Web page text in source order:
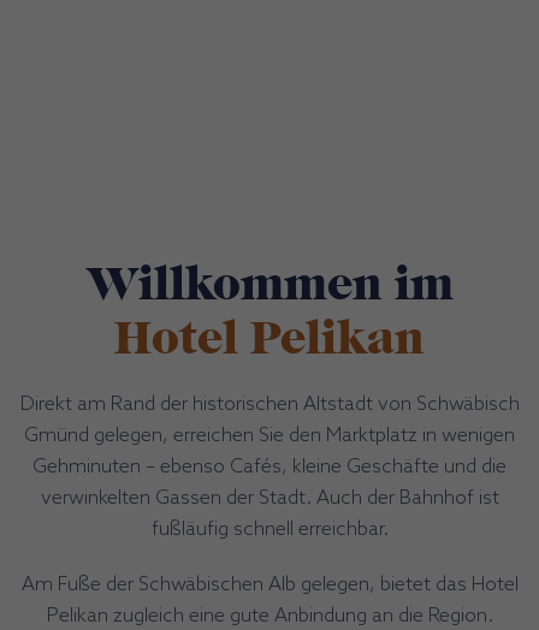
Willkommen im
Hotel Pelikan
Direkt am Rand der historischen Altstadt von Schwäbisch
Gmünd gelegen, erreichen Sie den Marktplatz in wenigen
Gehminuten – ebenso Cafés, kleine Geschäfte und die
verwinkelten Gassen der Stadt. Auch der Bahnhof ist
fußläufig schnell erreichbar.
Am Fuße der Schwäbischen Alb gelegen, bietet das Hotel
Pelikan zugleich eine gute Anbindung an die Region.